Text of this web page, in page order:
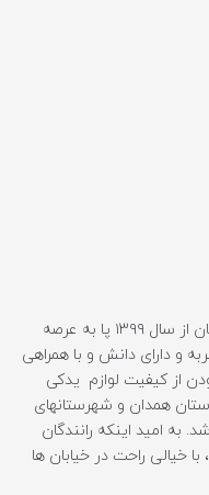
شرکت پخش چاپار یدک با یاری خداوند منان از سال ۱۳۹۹ پا به عرصه
و دارای دانش و با همراهی
از کیفیت لوازم یدکی
همدان و شهرستانهای
به امید اینکه رانندگان
با خیالی راحت در خیابان ها